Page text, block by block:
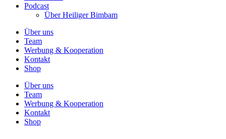
Podcast
Über Heiliger Bimbam
Über uns
Team
Werbung & Kooperation
Kontakt
Shop
Über uns
Team
Werbung & Kooperation
Kontakt
Shop